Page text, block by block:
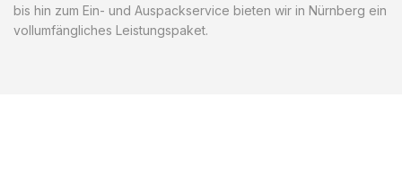
bis hin zum Ein- und Auspackservice bieten wir in Nürnberg ein
vollumfängliches Leistungspaket.